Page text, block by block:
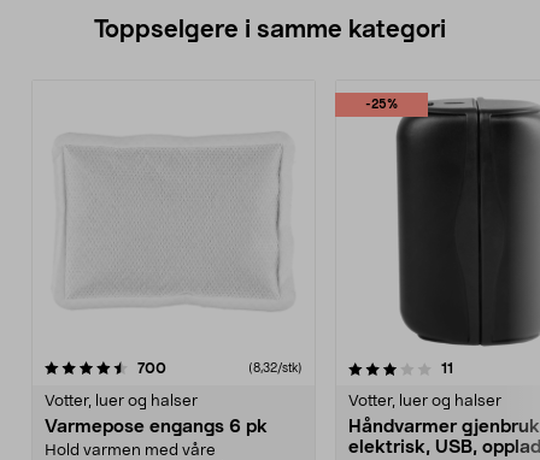
Toppselgere i samme kategori
700anmeldelser(8,32/stk)
Votter, luer og halser
Varmepose engangs 6 pk
Hold varmen med våre
-25%
3.5 av 5 stjerner 11
Votter, luer og halser
Håndvarmer
elektrisk, USB,
4.5 av 5 stjerner